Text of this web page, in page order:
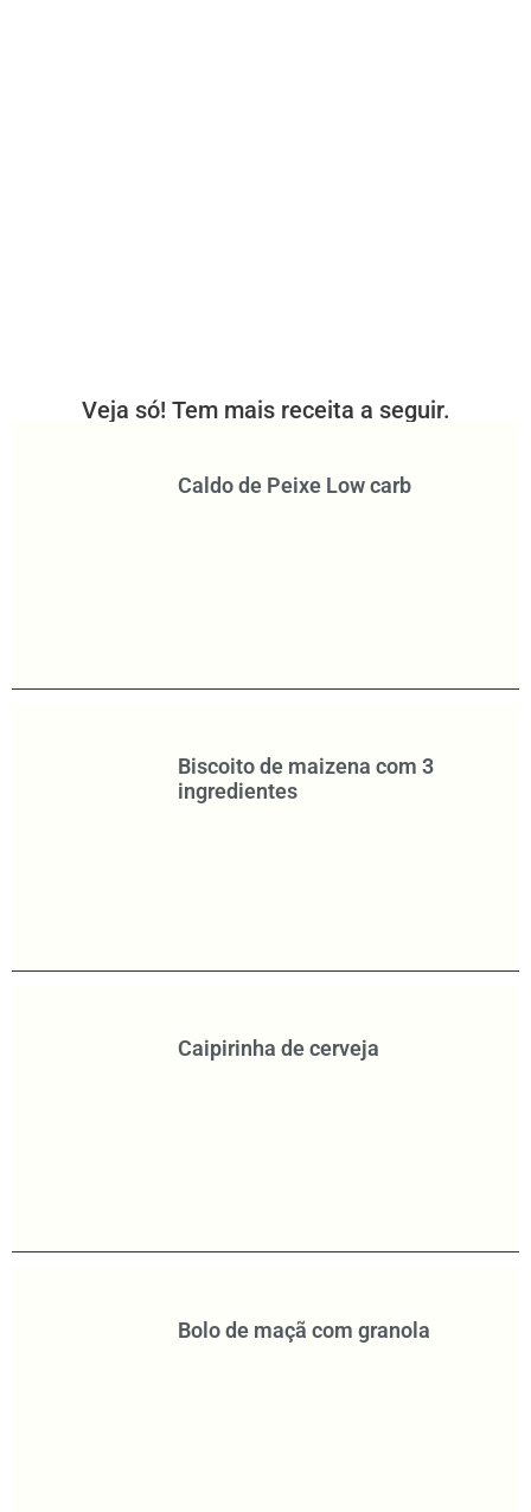
Veja só! Tem mais receita a seguir.
Caldo de Peixe Low carb
Biscoito de maizena com 3
ingredientes
Caipirinha de cerveja
Bolo de maçã com granola